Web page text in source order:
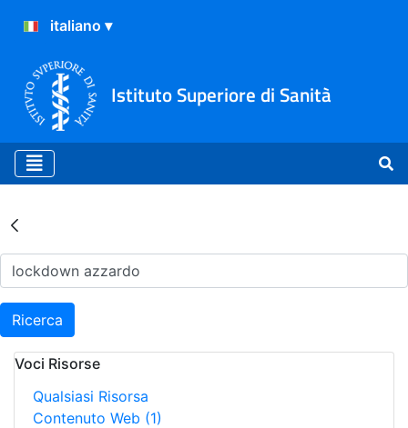
Istituto Superiore di Sanità
Risultati della Ricerca -
Ricerca
Voci Risorse
Qualsiasi Risorsa
Contenuto Web (1)